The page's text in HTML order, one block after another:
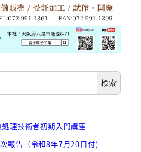
検索
理技術者初期入門講座
報告（令和8年7月20日付)